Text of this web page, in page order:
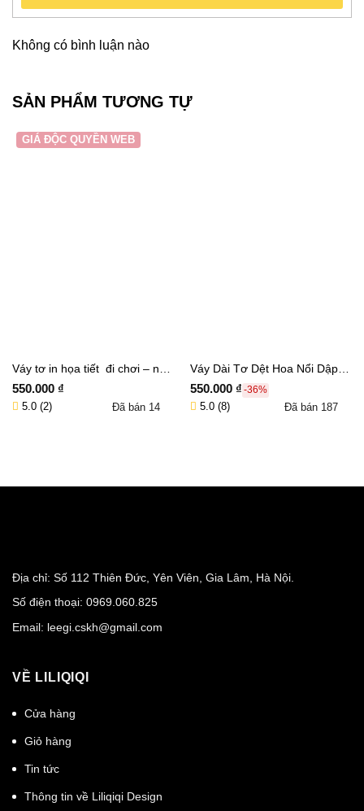
Không có bình luận nào
SẢN PHẨM TƯƠNG TỰ
GIÁ ĐỘC QUYỀN WEB
Váy tơ in họa tiết đi chơi – nữ
tính và mát mẻ cho mùa hè –
550.000 ₫
5.0 (2) Đã bán 14
Váy Dài Tơ Dệt Hoa Nổi Dập
Nhăn Sang Trọng, Tôn Dáng
550.000 ₫ -36%
5.0 (8) Đã bán 187
Địa chỉ: Số 112 Thiên Đức, Yên Viên, Gia Lâm, Hà Nội.
Số điện thoại: 0969.060.825
Email: leegi.cskh@gmail.com
VỀ LILIQIQI
Cửa hàng
Giỏ hàng
Tin tức
Thông tin về Liliqiqi Design